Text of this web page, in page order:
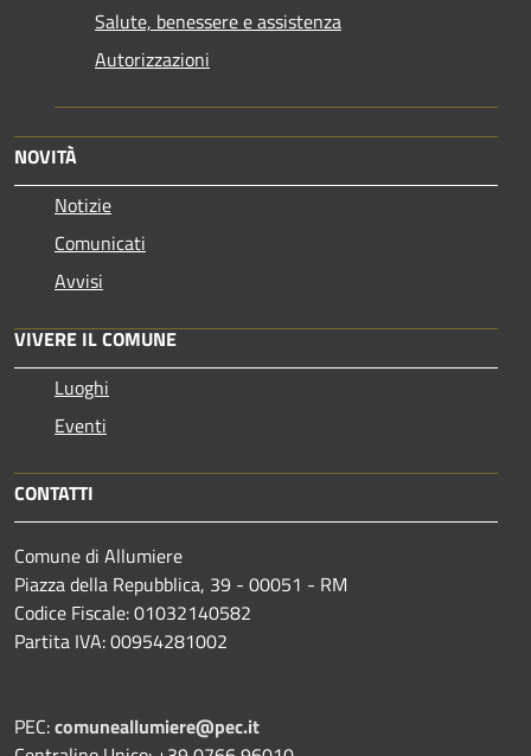
Salute, benessere e assistenza
Autorizzazioni
NOVITÀ
Notizie
Comunicati
Avvisi
VIVERE IL COMUNE
Luoghi
Eventi
CONTATTI
Comune di Allumiere
Piazza della Repubblica, 39 - 00051 - RM
Codice Fiscale: 01032140582
Partita IVA: 00954281002
PEC:comuneallumiere@pec.it